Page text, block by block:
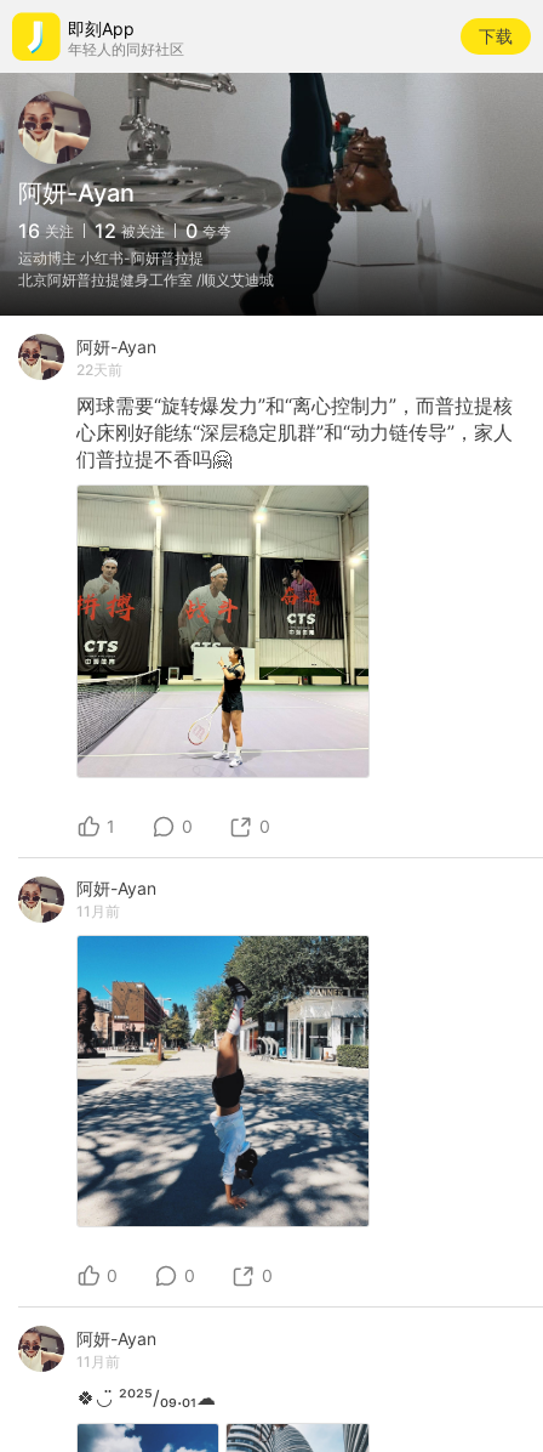
即刻App
年轻人的同好社区
下载
阿妍-Ayan
16 关注 12 被关注 0 夸夸
运动博主 小红书-阿妍普拉提
北京阿妍普拉提健身工作室 /顺义艾迪城
阿妍-Ayan
22天前
网球需要“旋转爆发力”和“离心控制力”，而普拉提核
心床刚好能练“深层稳定肌群”和“动力链传导”，家人
们普拉提不香吗🤗
1 0 0
阿妍-Ayan
11月前
0 0 0
阿妍-Ayan
11月前
🍀️◡̈ ²⁰²⁵/₀₉.₀₁☁︎